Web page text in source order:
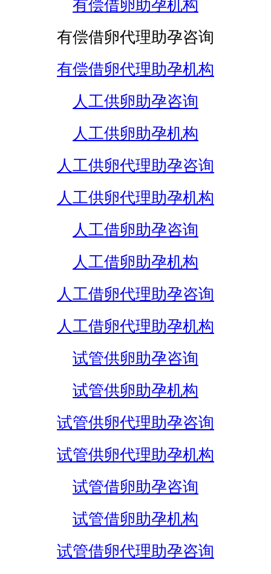
有偿借卵助孕机构
有偿借卵代理助孕咨询
有偿借卵代理助孕机构
人工供卵助孕咨询
人工供卵助孕机构
人工供卵代理助孕咨询
人工供卵代理助孕机构
人工借卵助孕咨询
人工借卵助孕机构
人工借卵代理助孕咨询
人工借卵代理助孕机构
试管供卵助孕咨询
试管供卵助孕机构
试管供卵代理助孕咨询
试管供卵代理助孕机构
试管借卵助孕咨询
试管借卵助孕机构
试管借卵代理助孕咨询